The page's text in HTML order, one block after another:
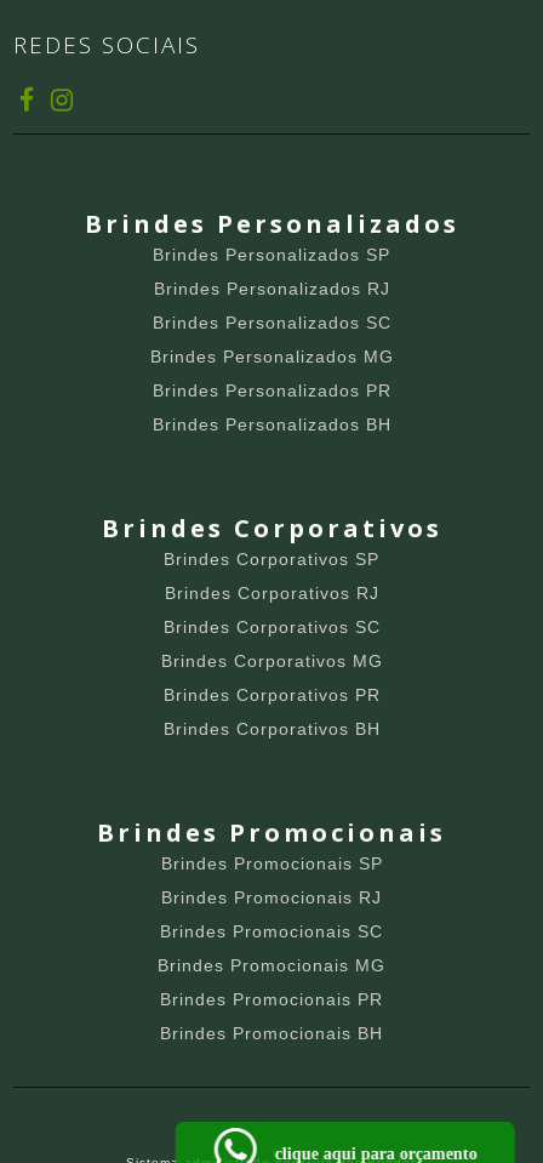
REDES SOCIAIS
Brindes Personalizados
Brindes Personalizados SP
Brindes Personalizados RJ
Brindes Personalizados SC
Brindes Personalizados MG
Brindes Personalizados PR
Brindes Personalizados BH
Brindes Corporativos
Brindes Corporativos SP
Brindes Corporativos RJ
Brindes Corporativos SC
Brindes Corporativos MG
Brindes Corporativos PR
Brindes Corporativos BH
Brindes Promocionais
Brindes Promocionais SP
Brindes Promocionais RJ
Brindes Promocionais SC
Brindes Promocionais MG
Brindes Promocionais PR
Brindes Promocionais BH
clique aqui para orçamento